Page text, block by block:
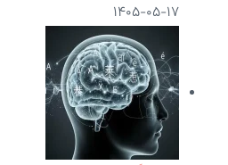
۱۴۰۵-۰۵-۱۷